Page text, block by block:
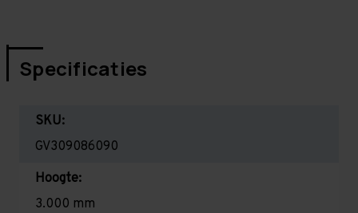
Specificaties
SKU:
GV309086090
Hoogte:
3.000 mm